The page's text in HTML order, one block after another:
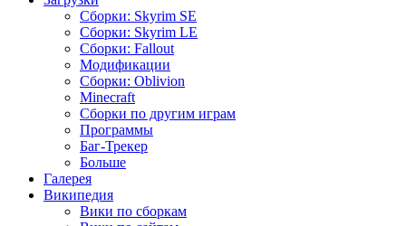
Сборки: Skyrim SE
Сборки: Skyrim LE
Сборки: Fallout
Модификации
Сборки: Oblivion
Minecraft
Сборки по другим играм
Программы
Баг-Трекер
Больше
Галерея
Википедия
Вики по сборкам